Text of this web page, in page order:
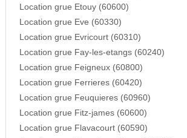
Location grue Etouy (60600)
Location grue Eve (60330)
Location grue Evricourt (60310)
Location grue Fay-les-etangs (60240)
Location grue Feigneux (60800)
Location grue Ferrieres (60420)
Location grue Feuquieres (60960)
Location grue Fitz-james (60600)
Location grue Flavacourt (60590)